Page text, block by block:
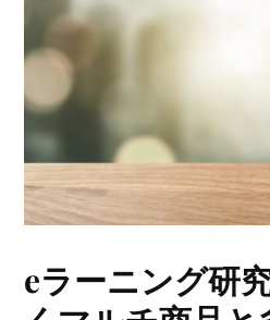
eラーニング研